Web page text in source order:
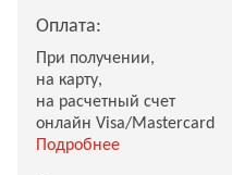
Оплата:
При получении,
на карту,
на расчетный счет
онлайн Visa/Mastercard
Подробнее